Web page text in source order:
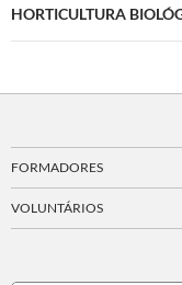
HORTICULTURA
FORMADORES
VOLUNTÁRIOS